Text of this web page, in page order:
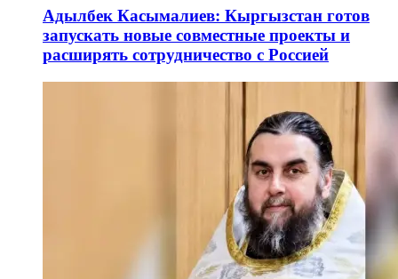
Адылбек Касымалиев: Кыргызстан готов
запускать новые совместные проекты и
расширять сотрудничество с Россией